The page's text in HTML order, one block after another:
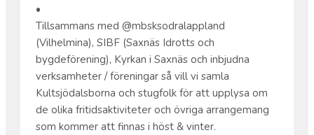
•
Tillsammans med @mbsksodralappland
(Vilhelmina), SIBF (Saxnäs Idrotts och
bygdeförening), Kyrkan i Saxnäs och inbjudna
verksamheter / föreningar så vill vi samla
Kultsjödalsborna och stugfolk för att upplysa om
de olika fritidsaktiviteter och övriga arrangemang
som kommer att finnas i höst & vinter.